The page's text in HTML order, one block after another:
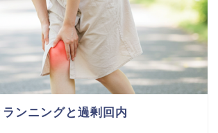
ンニングと過剰回内